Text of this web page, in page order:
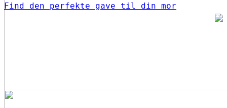
Find den perfekte gave til din mor